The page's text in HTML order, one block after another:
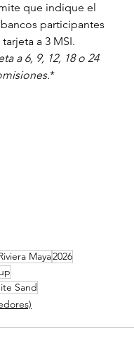
que indique el
participantes
a 3 MSI.
a 6, 9, 12, 18 o 24
*
Maya2026
Sand